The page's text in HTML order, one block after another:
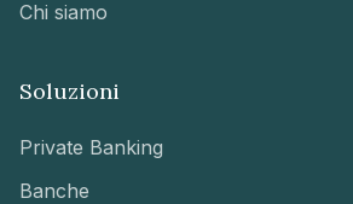
Chi siamo
Soluzioni
Private Banking
Banche